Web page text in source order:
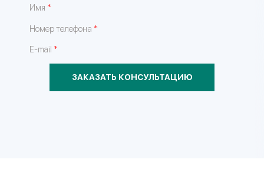
Имя *
Номер телефона *
E-mail *
ЗАКАЗАТЬ КОНСУЛЬТАЦИЮ